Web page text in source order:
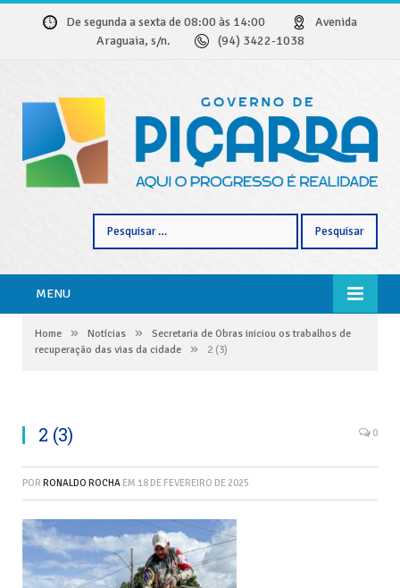
De segunda a sexta de 08:00 às 14:00
Avenida
Araguaia, s/n.
(94) 3422-1038
MENU
Home » Notícias »
Secretaria de Obras iniciou os trabalhos de
recuperação das vias da cidade
» 2 (3)
2 (3) 0
POR RONALDO ROCHA EM 18 DE FEVEREIRO DE 2025